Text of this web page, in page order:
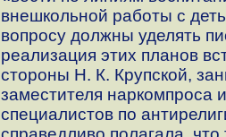
внешкольной работы с
вопросу должны уделять
реализация этих планов
стороны Н. К. Крупской,
заместителя наркомпроса
специалистов по